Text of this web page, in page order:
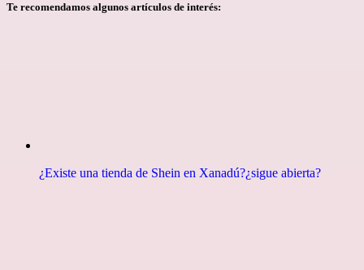
Te recomendamos algunos artículos de interés:
¿Existe una tienda de Shein en Xanadú?¿sigue abierta?